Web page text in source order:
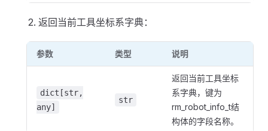
返回当前工具坐标系字典：
参数 类型 说明
dict[str,
any]
str
返回当前工具坐标
系字典，键为
rm_robot_info_t结
构体的字段名称。